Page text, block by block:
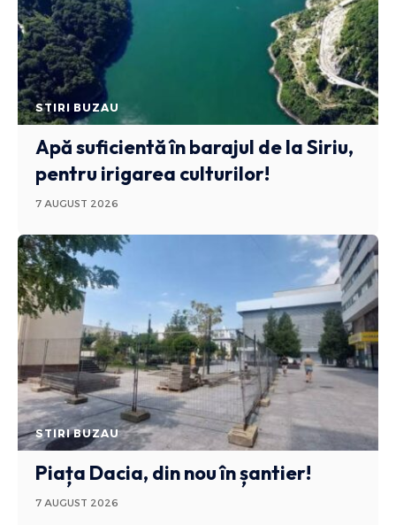
STIRI BUZAU
Apă suficientă în barajul de la Siriu,
pentru irigarea culturilor!
7 AUGUST 2026
STIRI BUZAU
Piața Dacia, din nou în șantier!
7 AUGUST 2026